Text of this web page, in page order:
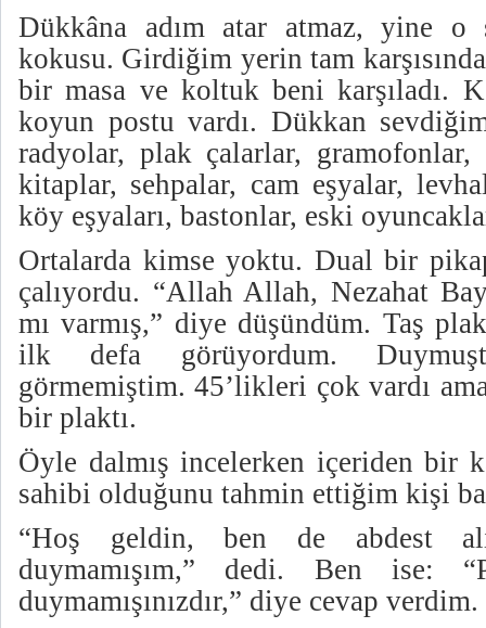
Dükkâna adım atar atmaz, yine o
kokusu. Girdiğim yerin tam
bir masa ve koltuk beni karşıladı.
koyun postu vardı. Dükkan
radyolar, plak çalarlar,
kitaplar, sehpalar, cam eşyalar,
köy eşyaları, bastonlar, eski
Ortalarda kimse yoktu. Dual bir
çalıyordu. “Allah Allah, Nezahat
mı varmış,” diye düşündüm. Taş
ilk defa görüyordum.
görmemiştim. 45’likleri çok vardı
bir plaktı.
Öyle dalmış incelerken içeriden bir
sahibi olduğunu tahmin ettiğim kişi
“Hoş geldin, ben de abdest
duymamışım,” dedi. Ben ise:
duymamışınızdır,” diye cevap verdim.